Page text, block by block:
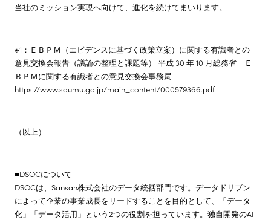
当社のミッション実現へ向けて、進化を続けてまいります。
※1：ＥＢＰＭ（エビデンスに基づく政策立案）に関する有識者との
意見交換会報告（議論の整理と課題等） 平成 30 年 10 月総務省 Ｅ
ＢＰＭに関する有識者との意見交換会事務局
https://www.soumu.go.jp/main_content/000579366.pdf
（以上）
■DSOCについて
DSOCは、Sansan株式会社のデータ統括部門です。データドリブン
によって企業の事業成長をリードすることを目的として、「データ
化」「データ活用」という2つの役割を担っています。独自開発のAI